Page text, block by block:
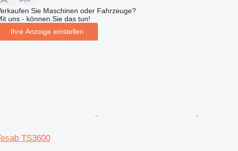
Sie Maschinen oder Fahrzeuge?
uns - können Sie das tun!
Ihre Anzeige einstellen
TS3600